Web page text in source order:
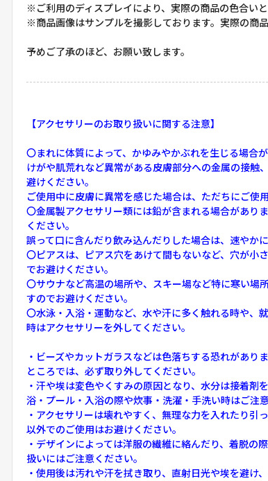
※ご利用のディスプレイにより、実際の商品の色合い
※商品画像はサンプルを撮影しております。実際の商
予めご了承のほど、お願い致します。
【アクセサリーのお取り扱いに関する注意】
〇まれに体質によって、かゆみやかぶれを生じる場合が
けがや肌荒れなど異常がある皮膚部分への金属の接触
避けください。
ご使用中に皮膚に異常を感じた場合は、ただちにご使
〇金属製アクセサリー類には鉛が含まれる場合があり
ください。
誤って口に含んだり飲み込んだりした場合は、速やか
〇ピアスは、ピアス穴をあけて間もないなど、穴が小
でお避けください。
〇サウナなど高温の場所や、スキー場など特に寒い場
すのでお避けください。
〇水泳・入浴・運動など、水や汗に多く触れる時や、
時はアクセサリーを外してください。
・ビーズやカットガラスなどは色落ちする恐れがあ
ところでは、必ず取り外してください。
・汗や埃は変色やくすみの原因となり、水分は接着
浴・プール・入浴の際や炊事・洗濯・手洗い時はご注意
・アクセサリーは壊れやすく、無理な力を入れたり引
以外でのご使用はお避けください。
・デザインによっては洋服の繊維に絡んだり、着脱の
扱いにはご注意ください。
・使用後は汚れや汗を拭き取り、直射日光や埃を避け